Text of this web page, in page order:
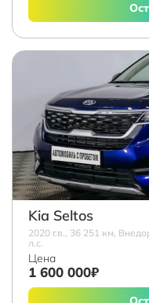
Kia Seltos
2020 г.в., 36 251 км,
л.с.
Цена
1 600 000₽